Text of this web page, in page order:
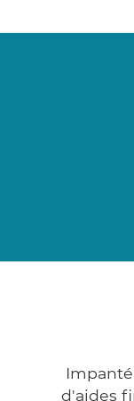
d'aides